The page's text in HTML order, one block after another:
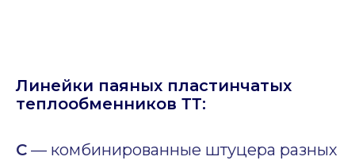
Линейки паяных пластинчатых
теплообменников ТТ:
C — комбинированные штуцера разных